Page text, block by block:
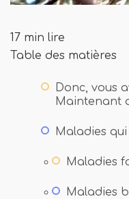
17 min lire
Table des matières
Donc, vous
Maintenant
Maladies
Maladies
Maladies